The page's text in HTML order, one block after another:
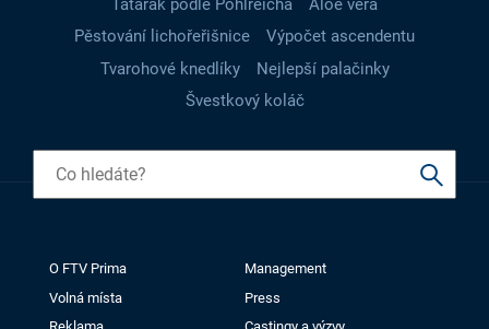
Tatarák podle Pohlreicha
Aloe vera
Pěstování lichořeřišnice
Výpočet ascendentu
Tvarohové knedlíky
Nejlepší palačinky
Švestkový koláč
O FTV Prima
Management
Volná místa
Press